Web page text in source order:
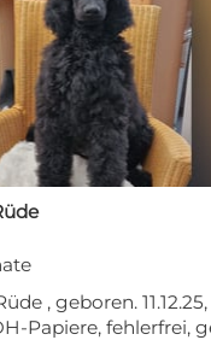
, geboren. 11.12.25,
Papiere, fehlerfrei,